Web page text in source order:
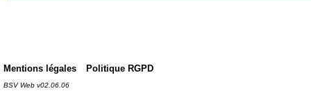
Mentions légales Politique RGPD
BSV Web v02.06.06